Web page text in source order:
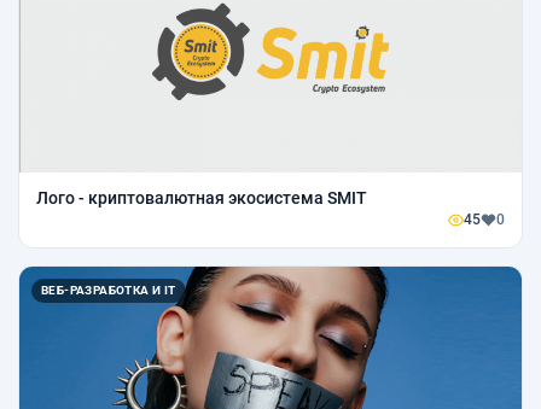
Лого - криптовалютная экосистема SMIT
45 0
ВЕБ-РАЗРАБОТКА И IT